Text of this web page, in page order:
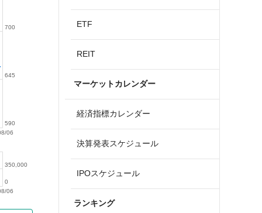
06
590
645
700
06
0
350,000
ETF
REIT
マーケットカレンダー
経済指標カレンダー
決算発表スケジュール
IPOスケジュール
ランキング